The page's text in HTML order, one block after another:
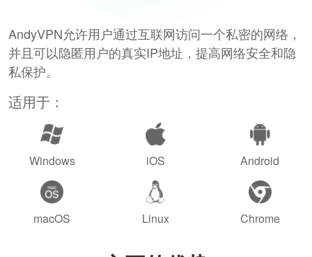
AndyVPN允许用户通过互联网访问一个私密的网络，
并且可以隐匿用户的真实IP地址，提高网络安全和隐
私保护。
适用于：
Windows iOS Android
macOS Linux Chrome